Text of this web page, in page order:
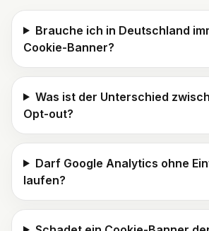
Brauche ich in Deutschland
Cookie-Banner?
Was ist der Unterschied
Opt-out?
Darf Google Analytics ohne
laufen?